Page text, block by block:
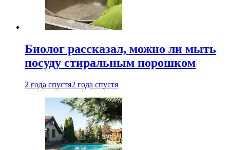
Биолог рассказал, можно ли мыть
посуду стиральным порошком
2 года спустя2 года спустя